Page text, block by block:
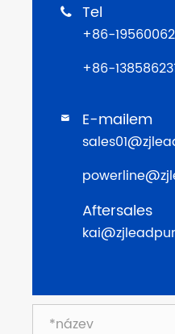
 Tel
+86-
+86-
 E-mailem
Aftersales